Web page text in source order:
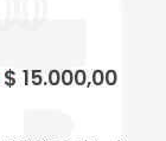
$ 15.000,00